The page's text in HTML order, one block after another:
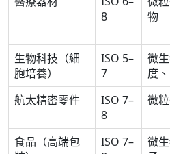
8
物
生物科技（細
胞培養）
ISO 5–
7
微
度
航太精密零件
ISO 7–
8
微
食品（高端包
ISO 7–
微